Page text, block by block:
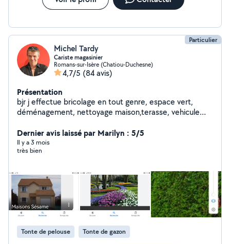
Particulier
Michel Tardy
Cariste magasinier
Romans-sur-Isère (Chatiou-Duchesne)
4,7/5 (84 avis)
Présentation
bjr j effectue bricolage en tout genre, espace vert,
déménagement, nettoyage maison,terasse, vehicule
ponctuelle et sérieuse merci
Dernier avis laissé par Marilyn : 5/5
Il y a 3 mois
très bien
Tonte de pelouse Tonte de gazon